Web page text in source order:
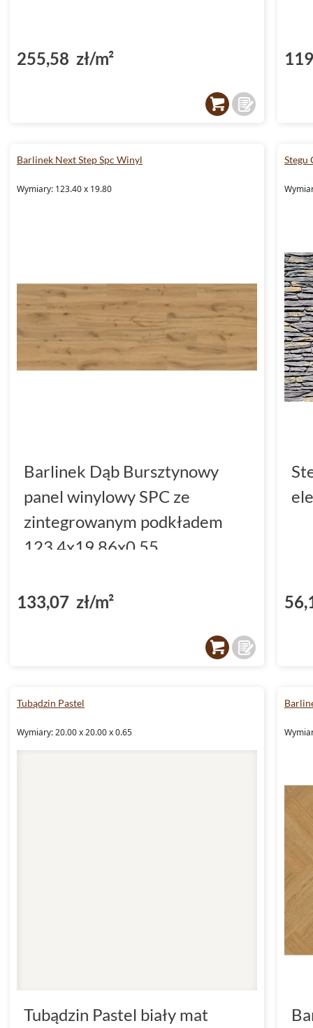
255,58 zł/m²
Barlinek Next Step Spc Winyl
Wymiary: 123.40 x 19.80
Barlinek Dąb Bursztynowy
panel winylowy SPC ze
zintegrowanym podkładem
123.4x19.86x0.55
133,07 zł/m²
Stegu
Tubądzin Pastel
Wymiary: 20.00 x 20.00 x 0.65
Tubądzin Pastel biały mat